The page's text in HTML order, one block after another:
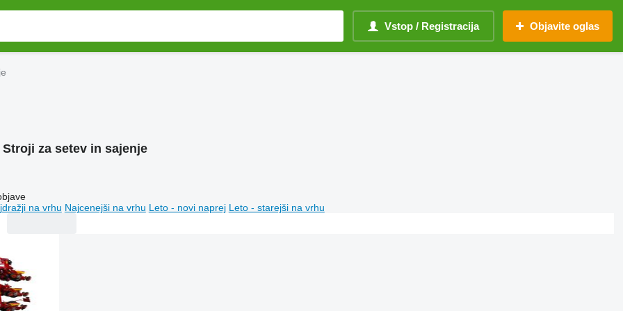
Vstop / Registracija Objavite oglas
Stroji za setev in sajenje
na vrhu Najcenejši na vrhu Leto - novi naprej Leto - starejši na vrhu